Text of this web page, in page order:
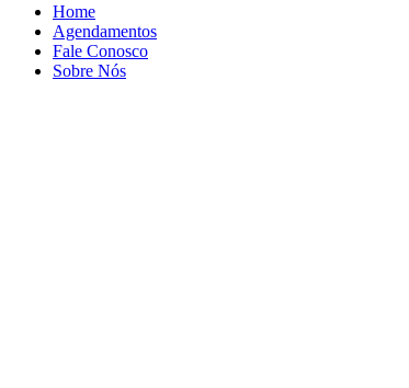
Home
Agendamentos
Fale Conosco
Sobre Nós